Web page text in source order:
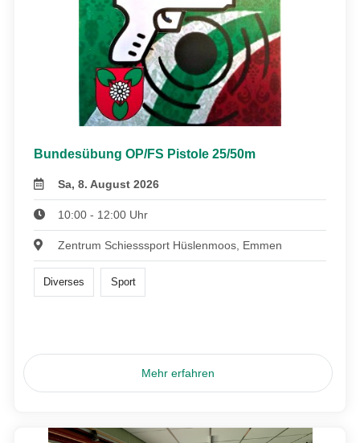
Bundesübung OP/FS Pistole 25/50m
Sa, 8. August 2026
10:00 - 12:00 Uhr
Zentrum Schiesssport Hüslenmoos, Emmen
Diverses Sport
Mehr erfahren